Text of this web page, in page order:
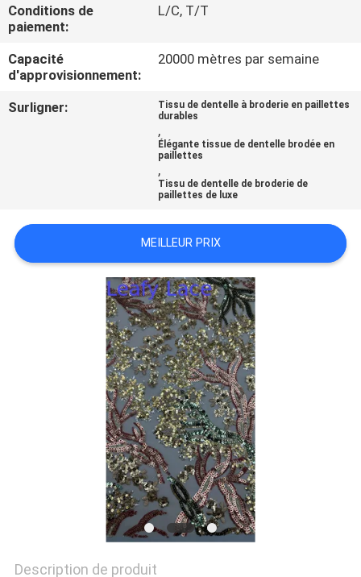
CONTACT
NOUVELLES
PLAN
DU
POLITIQUE
CONFIDENTIALITÉ
Conditions de
paiement:
L/C, T/T
Capacité
d'approvisionnement:
20000 mètres par semaine
Surligner:
Tissu de dentelle à broderie en paillettes
durables
,
Élégante tissue de dentelle brodée en
paillettes
,
Tissu de dentelle de broderie de
paillettes de luxe
MEILLEUR PRIX
Description de produit